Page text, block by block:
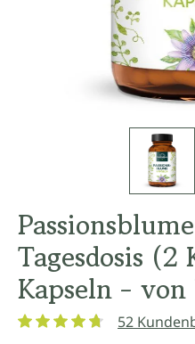
Tagesdosis
Kapseln -
52